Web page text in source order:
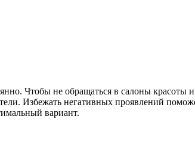
Чтобы не обращаться в салоны красоты и
Избежать негативных проявлений
вариант.